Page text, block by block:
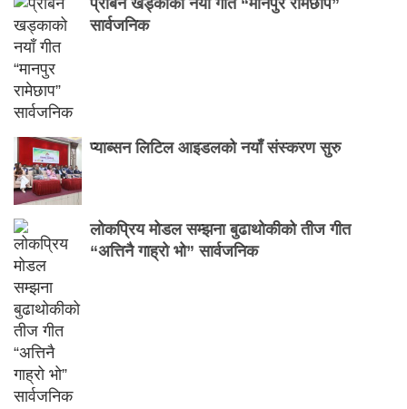
सार्वजनिक
प्याब्सन लिटिल आइडलको नयाँ संस्करण सुरु
लोकप्रिय मोडल सम्झना बुढाथोकीको तीज गीत
“अत्तिनै गाह्रो भो” सार्वजनिक